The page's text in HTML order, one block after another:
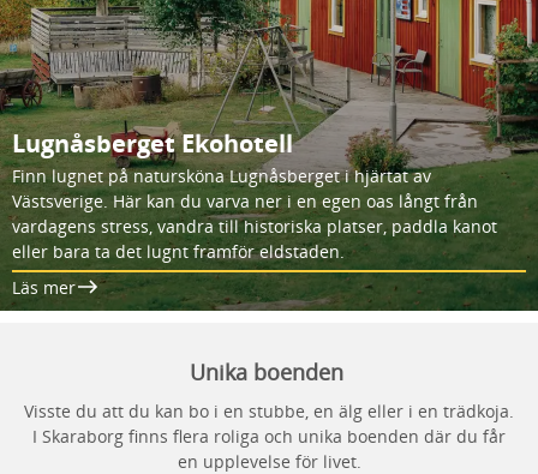
Lugnåsberget Ekohotell
Finn lugnet på natursköna Lugnåsberget i hjärtat av
Västsverige. Här kan du varva ner i en egen oas långt från
vardagens stress, vandra till historiska platser, paddla kanot
eller bara ta det lugnt framför eldstaden.
Läs mer
Unika boenden
Visste du att du kan bo i en stubbe, en älg eller i en trädkoja.
I Skaraborg finns flera roliga och unika boenden där du får
en upplevelse för livet.